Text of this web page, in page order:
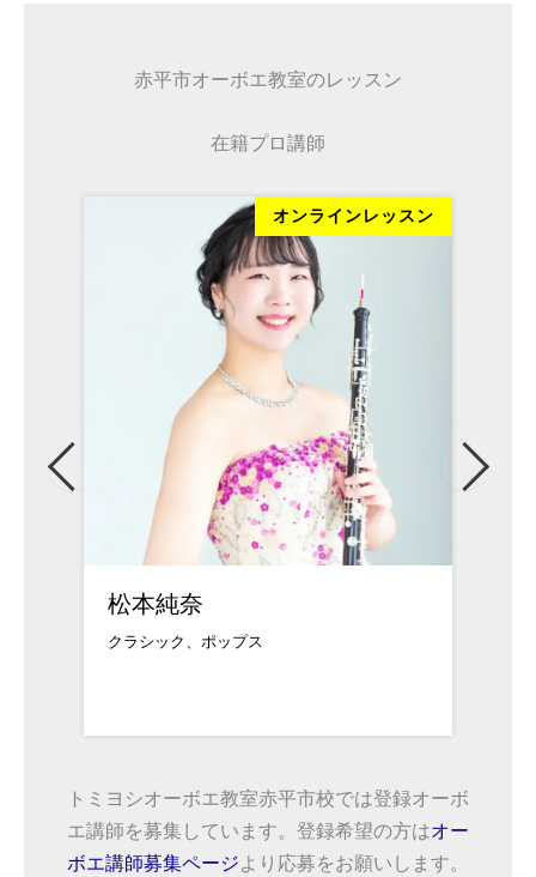
赤平市オーボエ教室のレッスン
在籍プロ講師
オンラインレッスン
松本純奈
クラシック、ポップス
トミヨシオーボエ教室赤平市校では登録オーボ
エ講師を募集しています。登録希望の方はオー
ボエ講師募集ページより応募をお願いします。